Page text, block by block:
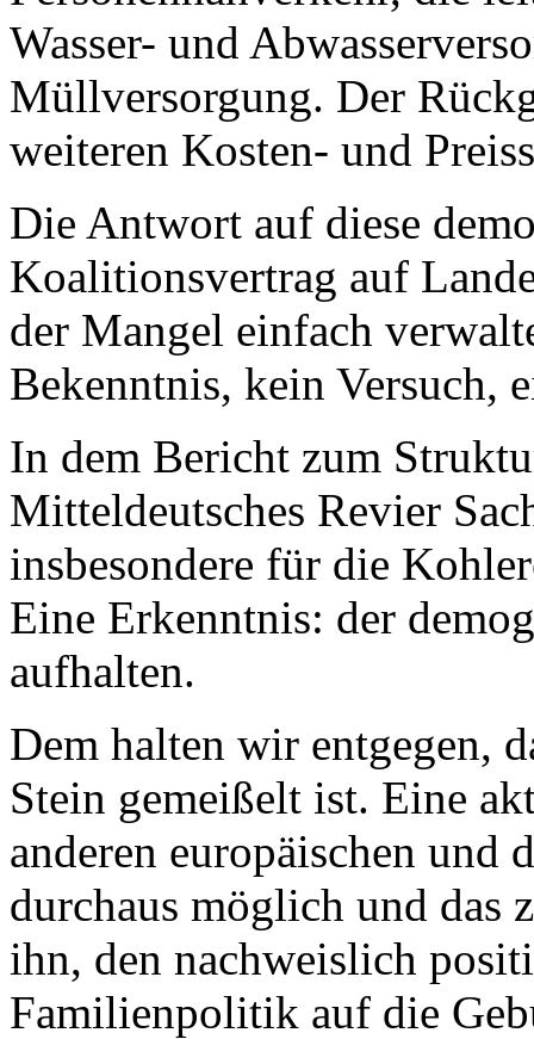
Wasser- und
Müllversorgung. Der
weiteren Kosten- und
Die Antwort auf diese
Koalitionsvertrag auf
der Mangel einfach
Bekenntnis, kein Versuch,
In dem Bericht zum
Mitteldeutsches Revier
insbesondere für die
Eine Erkenntnis: der
aufhalten.
Dem halten wir entgegen,
Stein gemeißelt ist. Eine
anderen europäischen und
durchaus möglich und das
ihn, den nachweislich
Familienpolitik auf die